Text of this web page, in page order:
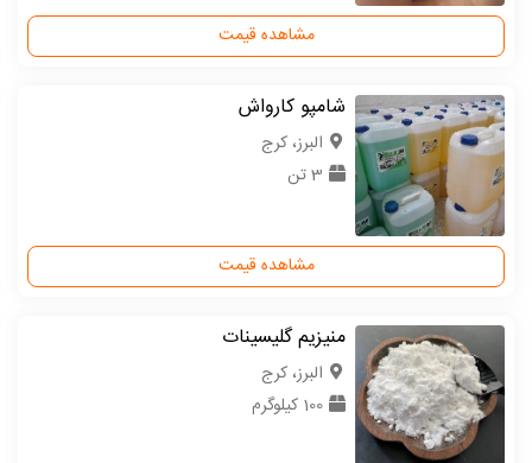
مشاهده قیمت
شامپو کارواش
البرز، کرج
3 تن
مشاهده قیمت
منیزیم گلیسینات
البرز، کرج
100 کیلوگرم